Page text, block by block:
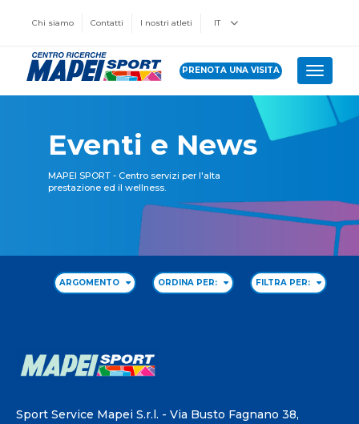
Chi siamo Contatti I nostri atleti IT
PRENOTA UNA VISITA Toggle
Eventi e News
MAPEI SPORT - Centro servizi per l'alta
prestazione ed il wellness.
ARGOMENTO ORDINA PER: FILTRA PER:
Sport Service Mapei S.r.l. - Via Busto Fagnano 38,